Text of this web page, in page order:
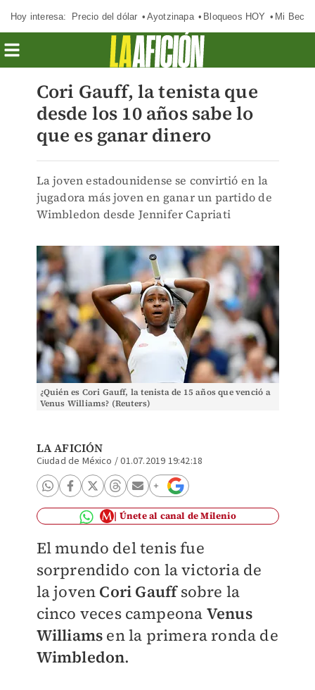
Hoy interesa: Precio del dólar Ayotzinapa Bloqueos HOY Mi Beca
Cori Gauff, la tenista que
desde los 10 años sabe lo
que es ganar dinero
La joven estadounidense se convirtió en la
jugadora más joven en ganar un partido de
Wimbledon desde Jennifer Capriati
¿Quién es Cori Gauff, la tenista de 15 años que venció a
Venus Williams? (Reuters)
LA AFICIÓN
Ciudad de México /01.07.2019 19:42:18
Únete al canal de Milenio
El mundo del tenis fue
sorprendido con la victoria de
la joven Cori Gauffsobre la
cinco veces campeona Venus
Williams en la primera ronda de
Wimbledon.